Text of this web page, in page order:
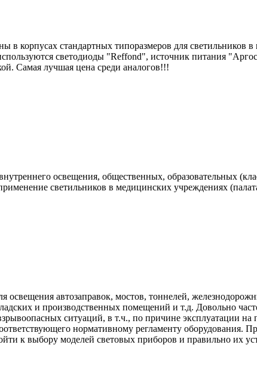
в корпусах стандартных типоразмеров для светильников
светодиоды "Reffond", источник питания
Самая лучшая цена среди аналогов!!!
освещения, общественных, образовательных
светильников в медицинских учреждениях
освещения автозаправок, мостов, тоннелей,
и производственных помещений и т.д. Довольно
ситуаций, в т.ч., по причине эксплуатации на
нормативному регламенту оборудования.
к выбору моделей световых приборов и правильно их